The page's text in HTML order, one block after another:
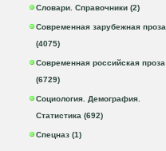
Словари. Справочники (2)
Современная зарубежная проза
(4075)
Современная российская проза
(6729)
Социология. Демография.
Статистика (692)
Спецназ (1)